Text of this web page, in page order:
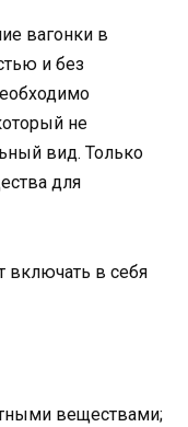
вагонки в
и без
не
вид. Только
для
включать в себя
веществами;